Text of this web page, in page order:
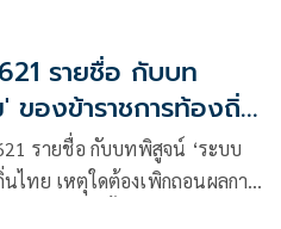
องข้าราชการท้องถิ่น
ไทย เหตุใดต้องเพิกถอนผลการ